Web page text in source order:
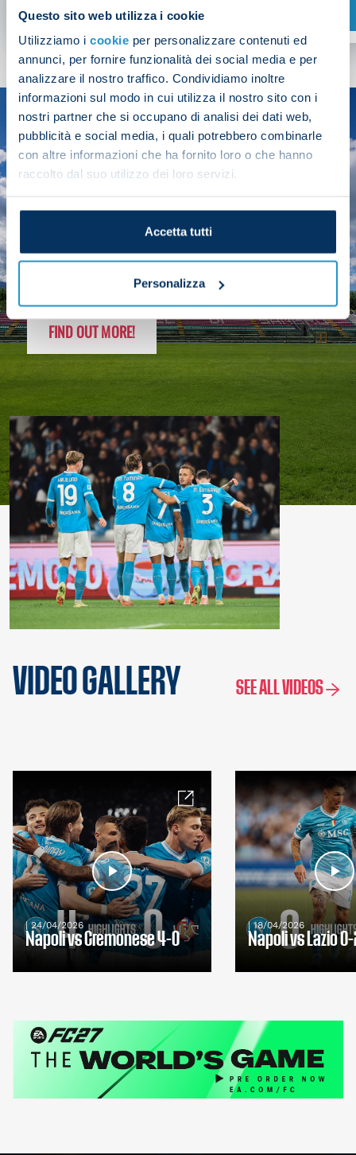
Questo sito web utilizza i cookie
Utilizziamo i cookie per personalizzare contenuti ed
annunci, per fornire funzionalità dei social media e per
analizzare il nostro traffico. Condividiamo inoltre
informazioni sul modo in cui utilizza il nostro sito con i
nostri partner che si occupano di analisi dei dati web,
pubblicità e social media, i quali potrebbero combinarle
con altre informazioni che ha fornito loro o che hanno
raccolto dal suo utilizzo dei loro servizi.
Accetta tutti
Personalizza
SHOP NOW
SEASON
2025/26
FOLLOW THE CHAMPS' JOURNEY
FIND OUT MORE!
VIDEO GALLERY SEE ALL VIDEOS
| 24/04/2026
Napoli vs Cremonese 4-0
| 18/04/2026
Napoli vs Lazio